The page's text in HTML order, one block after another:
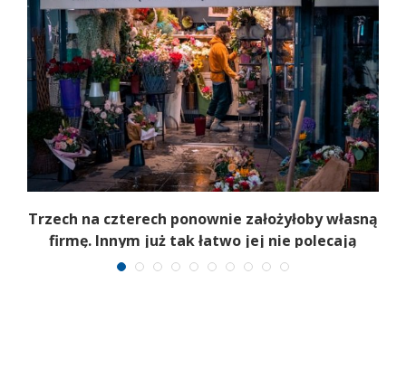
Trzech na czterech ponownie założyłoby własną
firmę. Innym już tak łatwo jej nie polecają